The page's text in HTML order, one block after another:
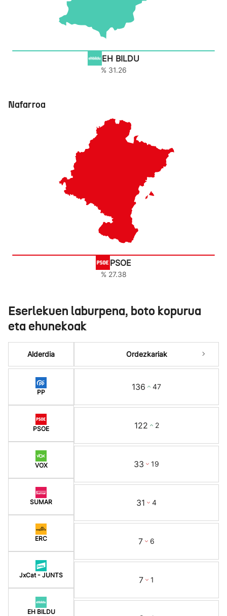
EH BILDU
% 31.26
Nafarroa
PSOE
% 27.38
Eserlekuen laburpena, boto kopurua
eta ehunekoak
Alderdia
PP
PSOE
VOX
SUMAR
ERC
JxCat - JUNTS
EH BILDU
Ordezkariak
136 47
122 2
33 19
31 4
7 6
7 1